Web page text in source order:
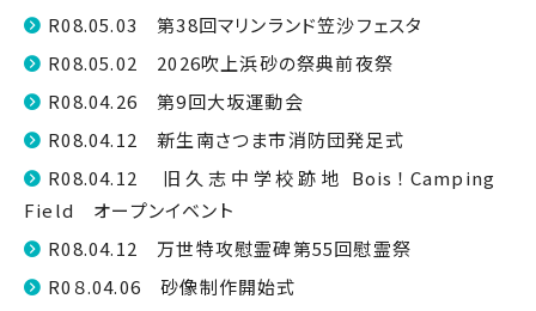
R08.05.03 第38回マリンランド笠沙フェスタ
R08.05.02 2026吹上浜砂の祭典前夜祭
R08.04.26 第9回大坂運動会
R08.04.12 新生南さつま市消防団発足式
R08.04.12 旧久志中学校跡地 Bois！Camping
Field オープンイベント
R08.04.12 万世特攻慰霊碑第55回慰霊祭
R0８.04.06 砂像制作開始式